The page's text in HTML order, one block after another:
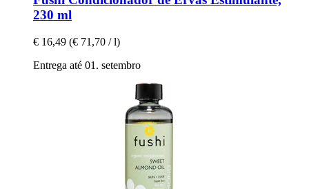
230 ml
€ 16,49 (€ 71,70 / l)
Entrega até 01. setembro